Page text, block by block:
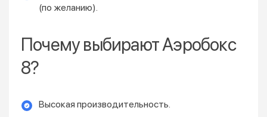
(по желанию).
Почему выбирают Аэробокс
8?
Высокая производительность.